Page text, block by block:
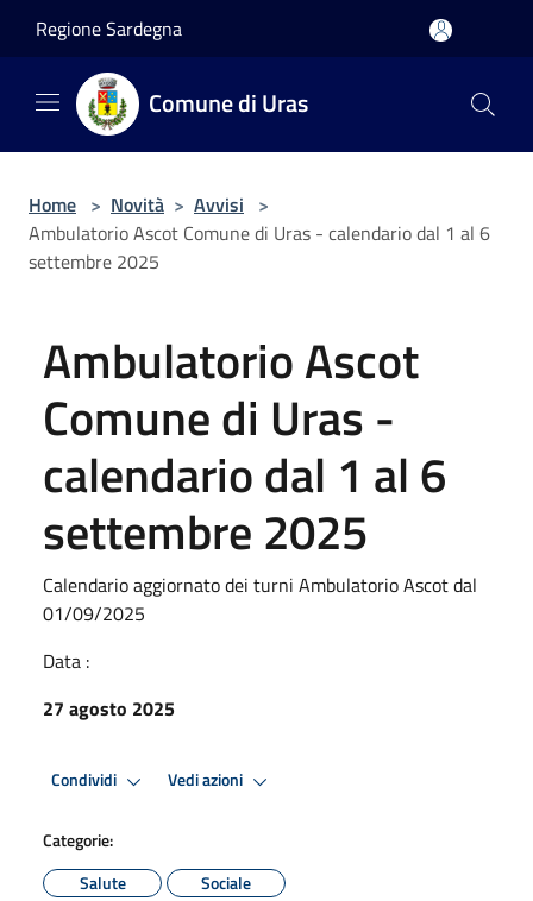
Regione Sardegna
Comune di Uras
Home > Novità > Avvisi >
Ambulatorio Ascot Comune di Uras - calendario dal 1 al 6
settembre 2025
Ambulatorio Ascot
Comune di Uras -
calendario dal 1 al 6
settembre 2025
Calendario aggiornato dei turni Ambulatorio Ascot dal
01/09/2025
Data :
27 agosto 2025
Condividi Vedi azioni
Categorie:
Salute
Sociale